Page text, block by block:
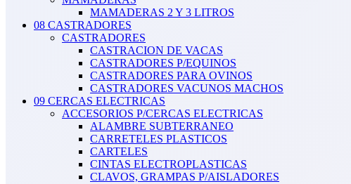
MAMADERAS 2 Y 3 LITROS
08 CASTRADORES
CASTRADORES
CASTRACION DE VACAS
CASTRADORES P/EQUINOS
CASTRADORES PARA OVINOS
CASTRADORES VACUNOS MACHOS
09 CERCAS ELECTRICAS
ACCESORIOS P/CERCAS ELECTRICAS
ALAMBRE SUBTERRANEO
CARRETELES PLASTICOS
CARTELES
CINTAS ELECTROPLASTICAS
CLAVOS, GRAMPAS P/AISLADORES